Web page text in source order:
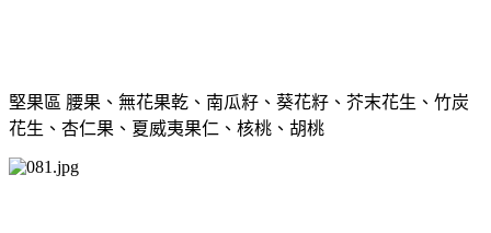
堅果區 腰果、無花果乾、南瓜籽、葵花籽、芥末花生、竹炭
花生、杏仁果、夏威夷果仁、核桃、胡桃